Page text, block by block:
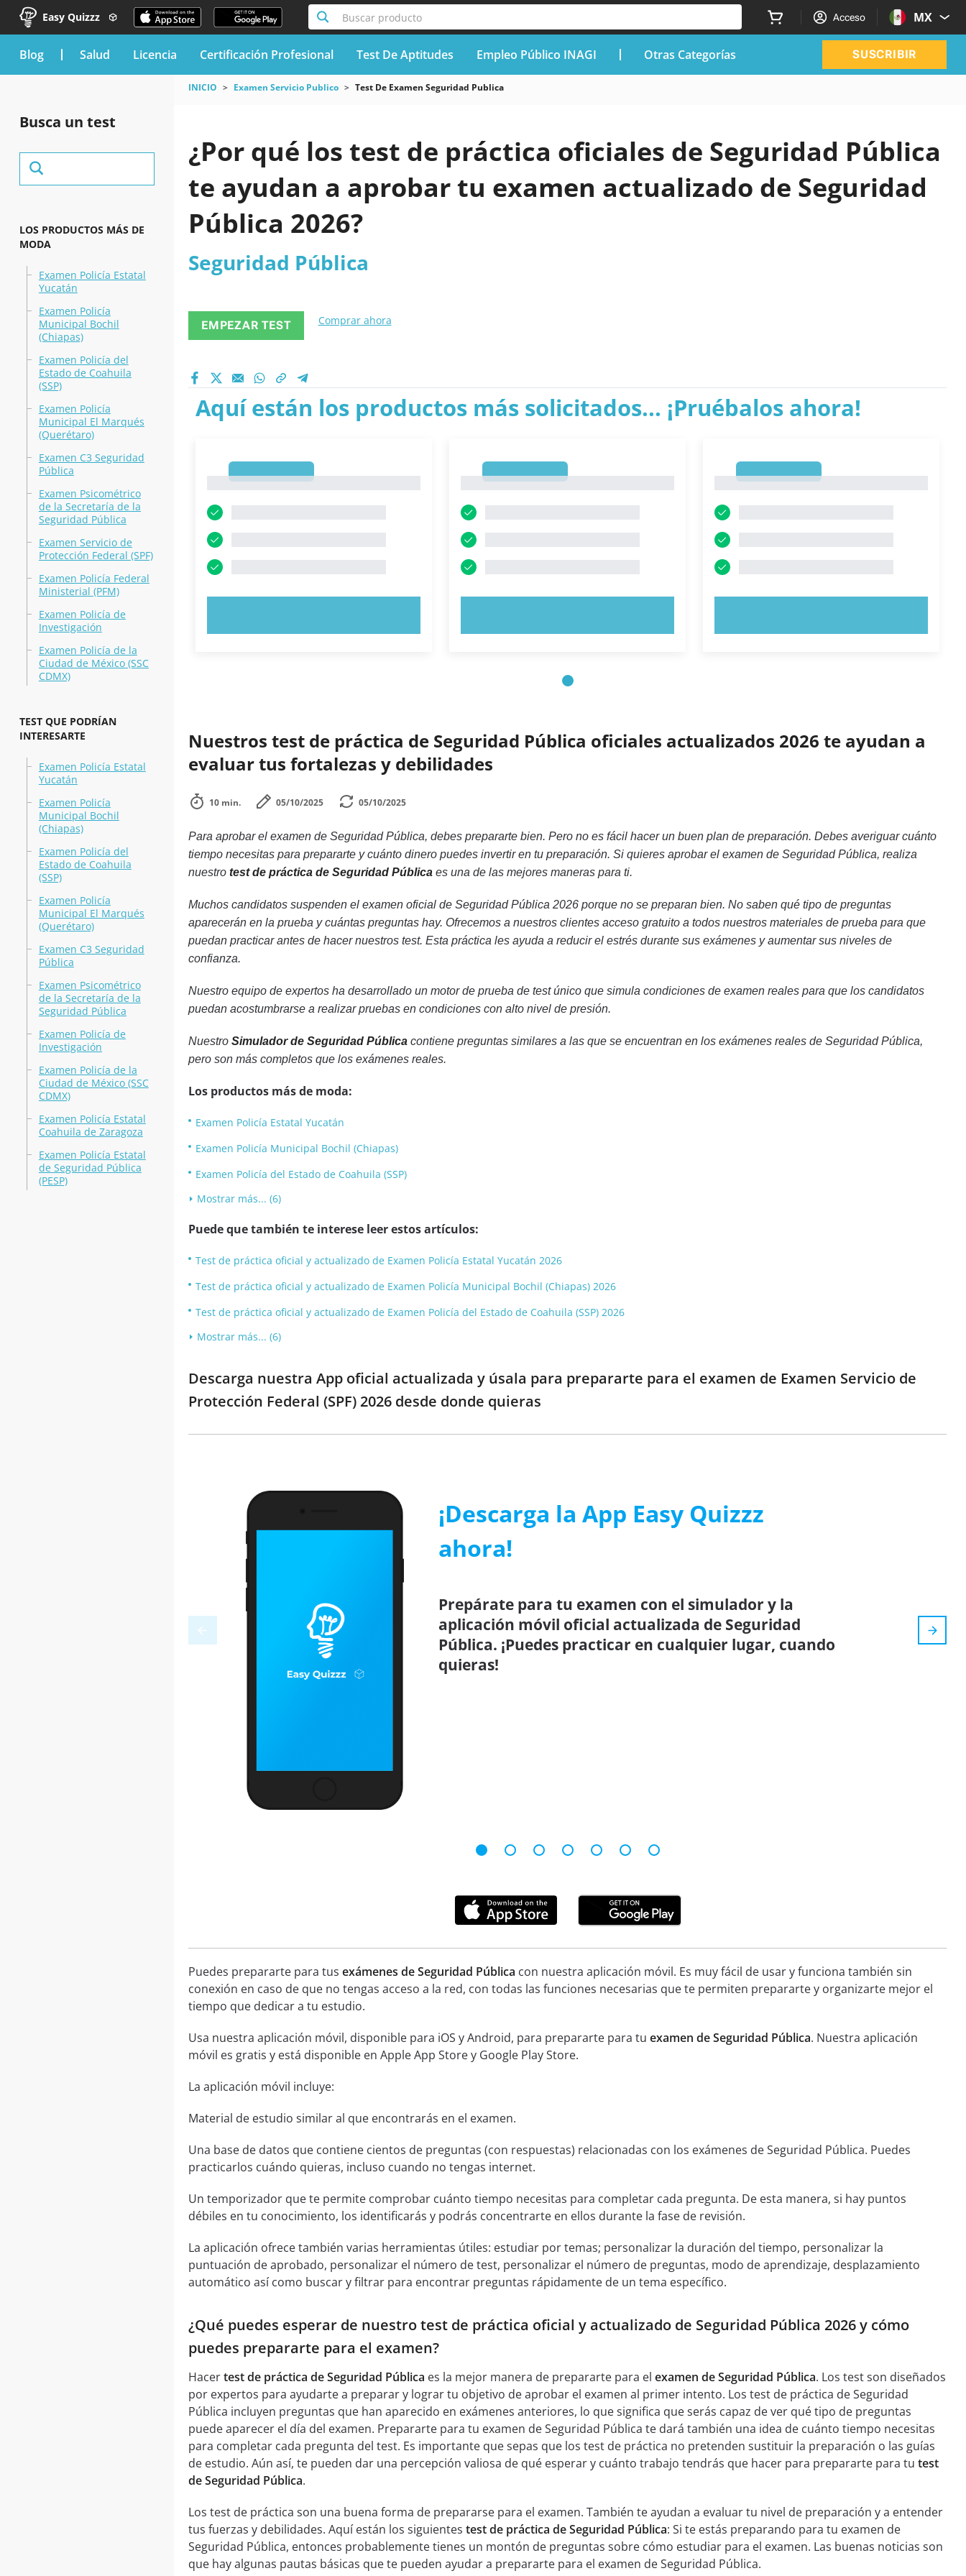
Easy Quizzz Buscar producto Acceso MX
blog Salud Licencia Certificación Profesional Test De Aptitudes Empleo Público INAGI Otras Categorías SUSCRIBIR
Busca un test
LOS PRODUCTOS MÁS DE
MODA
Examen Policía Estatal
Yucatán
Examen Policía
Municipal Bochil
(Chiapas)
Examen Policía del
Estado de Coahuila
(SSP)
Examen Policía
Municipal El Marqués
(Querétaro)
Examen C3 Seguridad
Pública
Examen Psicométrico
de la Secretaría de la
Seguridad Pública
Examen Servicio de
Protección Federal (SPF)
Examen Policía Federal
Ministerial (PFM)
Examen Policía de
Investigación
Examen Policía de la
Ciudad de México (SSC
CDMX)
TEST QUE PODRÍAN
INTERESARTE
Examen Policía Estatal
Yucatán
Examen Policía
Municipal Bochil
(Chiapas)
Examen Policía del
Estado de Coahuila
(SSP)
Examen Policía
Municipal El Marqués
(Querétaro)
Examen C3 Seguridad
Pública
Examen Psicométrico
de la Secretaría de la
Seguridad Pública
Examen Policía de
Investigación
Examen Policía de la
Ciudad de México (SSC
CDMX)
Examen Policía Estatal
Coahuila de Zaragoza
Examen Policía Estatal
de Seguridad Pública
(PESP)
INICIO Examen Servicio Publico Test De Examen Seguridad Publica
¿Por qué los test de práctica oficiales de Seguridad Pública
te ayudan a aprobar tu examen actualizado de Seguridad
Pública 2026?
Seguridad Pública
EMPEZAR TEST Comprar ahora
Aquí están los productos más solicitados... ¡Pruébalos ahora!
Nuestros test de práctica de Seguridad Pública oficiales actualizados 2026 te ayudan a
evaluar tus fortalezas y debilidades
10 min. 05/10/2025 05/10/2025
Para aprobar el examen de Seguridad Pública, debes prepararte bien. Pero no es fácil hacer un buen plan de preparación. Debes averiguar cuánto
tiempo necesitas para prepararte y cuánto dinero puedes invertir en tu preparación. Si quieres aprobar el examen de Seguridad Pública, realiza
nuestro test de práctica de Seguridad Públicaes una de las mejores maneras para ti.
Muchos candidatos suspenden el examen oficial de Seguridad Pública 2026 porque no se preparan bien. No saben qué tipo de preguntas
aparecerán en la prueba y cuántas preguntas hay. Ofrecemos a nuestros clientes acceso gratuito a todos nuestros materiales de prueba para que
puedan practicar antes de hacer nuestros test. Esta práctica les ayuda a reducir el estrés durante sus exámenes y aumentar sus niveles de
confianza.
Nuestro equipo de expertos ha desarrollado un motor de prueba de test único que simula condiciones de examen reales para que los candidatos
puedan acostumbrarse a realizar pruebas en condiciones con alto nivel de presión.
Nuestro Simulador de Seguridad Públicacontiene preguntas similares a las que se encuentran en los exámenes reales de Seguridad Pública,
pero son más completos que los exámenes reales.
Los productos más de moda:
Examen Policía Estatal Yucatán
Examen Policía Municipal Bochil (Chiapas)
Examen Policía del Estado de Coahuila (SSP)
Mostrar más... (6)
Puede que también te interese leer estos artículos:
Test de práctica oficial y actualizado de Examen Policía Estatal Yucatán 2026
Test de práctica oficial y actualizado de Examen Policía Municipal Bochil (Chiapas) 2026
Test de práctica oficial y actualizado de Examen Policía del Estado de Coahuila (SSP) 2026
Mostrar más... (6)
Descarga nuestra App oficial actualizada y úsala para prepararte para el examen de Examen Servicio de
Protección Federal (SPF) 2026 desde donde quieras
¡Descarga la App Easy Quizzz
ahora!
Prepárate para tu examen con el simulador y la
aplicación móvil oficial actualizada de Seguridad
Pública. ¡Puedes practicar en cualquier lugar, cuando
quieras!
Puedes prepararte para tus exámenes de Seguridad Pública con nuestra aplicación móvil. Es muy fácil de usar y funciona también sin
conexión en caso de que no tengas acceso a la red, con todas las funciones necesarias que te permiten prepararte y organizarte mejor el
tiempo que dedicar a tu estudio.
Usa nuestra aplicación móvil, disponible para iOS y Android, para prepararte para tu examen de Seguridad Pública. Nuestra aplicación
móvil es gratis y está disponible en Apple App Store y Google Play Store.
La aplicación móvil incluye:
Material de estudio similar al que encontrarás en el examen.
Una base de datos que contiene cientos de preguntas (con respuestas) relacionadas con los exámenes de Seguridad Pública. Puedes
practicarlos cuándo quieras, incluso cuando no tengas internet.
Un temporizador que te permite comprobar cuánto tiempo necesitas para completar cada pregunta. De esta manera, si hay puntos
débiles en tu conocimiento, los identificarás y podrás concentrarte en ellos durante la fase de revisión.
La aplicación ofrece también varias herramientas útiles: estudiar por temas; personalizar la duración del tiempo, personalizar la
puntuación de aprobado, personalizar el número de test, personalizar el número de preguntas, modo de aprendizaje, desplazamiento
automático así como buscar y filtrar para encontrar preguntas rápidamente de un tema específico.
¿Qué puedes esperar de nuestro test de práctica oficial y actualizado de Seguridad Pública 2026 y cómo
puedes prepararte para el examen?
Hacertest de práctica de Seguridad Pública es la mejor manera de prepararte para el examen de Seguridad Pública. Los test son diseñados
por expertos para ayudarte a preparar y lograr tu objetivo de aprobar el examen al primer intento. Los test de práctica de Seguridad
Pública incluyen preguntas que han aparecido en exámenes anteriores, lo que significa que serás capaz de ver qué tipo de preguntas
puede aparecer el día del examen. Prepararte para tu examen de Seguridad Pública te dará también una idea de cuánto tiempo necesitas
para completar cada pregunta del test. Es importante que sepas que los test de práctica no pretenden sustituir la preparación o las guías
de estudio. Aún así, te pueden dar una percepción valiosa de qué esperar y cuánto trabajo tendrás que hacer para prepararte para tu test
de Seguridad Pública.
Los test de práctica son una buena forma de prepararse para el examen. También te ayudan a evaluar tu nivel de preparación y a entender
tus fuerzas y debilidades. Aquí están los siguientes test de práctica de Seguridad Pública: Si te estás preparando para tu examen de
Seguridad Pública, entonces probablemente tienes un montón de preguntas sobre cómo estudiar para el examen. Las buenas noticias son
que hay algunas pautas básicas que te pueden ayudar a prepararte para el examen de Seguridad Pública.